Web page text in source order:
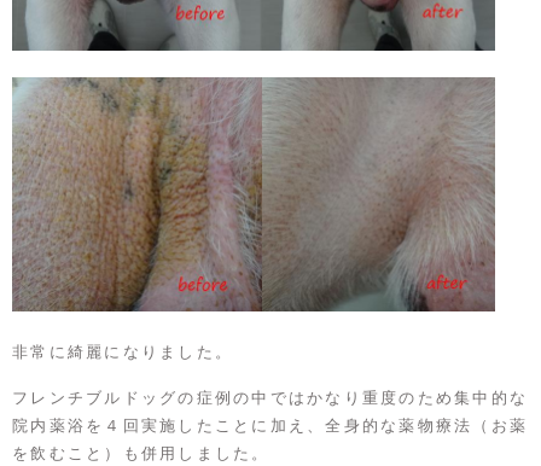
非常に綺麗になりました。
フレンチブルドッグの症例の中ではかなり重度のため集中的な
院内薬浴を４回実施したことに加え、全身的な薬物療法（お薬
を飲むこと）も併用しました。